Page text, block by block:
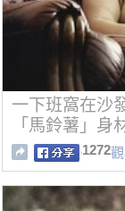
一下班窩在沙
「馬鈴薯」身
1272